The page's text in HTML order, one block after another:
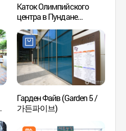
Каток Олимпийского
центра в Пундане
아이스링크)
Гарден Файв (Garden 5 /
가든파이브)